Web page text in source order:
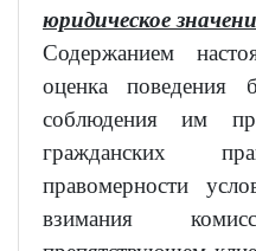
юридическое
Содержанием
оценка поведения
соблюдения им
гражданских
правомерности
взимания